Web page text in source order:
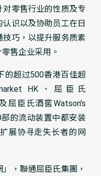
零售行业的性质及专
识以及协助员工在日
巧，以提升服务质素
售企业采用。
的超过500香港百佳超
HK、屈臣氏
屈臣氏酒窖Watson’s
的流动装置中都安装
展协寻走失长者的网
，聯通屈臣氏集團，